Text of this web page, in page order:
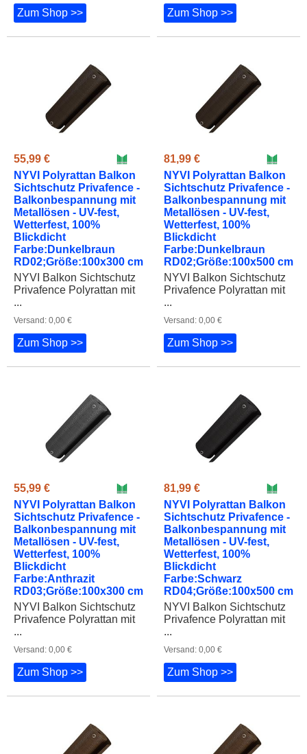
Zum Shop >> Zum Shop >>
55,99 €
NYVI Polyrattan Balkon
Sichtschutz Privafence -
Balkonbespannung mit
Metallösen - UV-fest,
Wetterfest, 100%
Blickdicht
Farbe:Dunkelbraun
RD02;Größe:100x300 cm
NYVI Balkon Sichtschutz
Privafence Polyrattan mit
...
Versand: 0,00 €
Zum Shop >>
81,99 €
NYVI Polyrattan Balkon
Sichtschutz Privafence -
Balkonbespannung mit
Metallösen - UV-fest,
Wetterfest, 100%
Blickdicht
Farbe:Dunkelbraun
RD02;Größe:100x500 cm
NYVI Balkon Sichtschutz
Privafence Polyrattan mit
...
Versand: 0,00 €
Zum Shop >>
55,99 €
NYVI Polyrattan Balkon
Sichtschutz Privafence -
Balkonbespannung mit
Metallösen - UV-fest,
Wetterfest, 100%
Blickdicht
Farbe:Anthrazit
RD03;Größe:100x300 cm
NYVI Balkon Sichtschutz
Privafence Polyrattan mit
...
Versand: 0,00 €
Zum Shop >>
81,99 €
NYVI Polyrattan Balkon
Sichtschutz Privafence -
Balkonbespannung mit
Metallösen - UV-fest,
Wetterfest, 100%
Blickdicht
Farbe:Schwarz
RD04;Größe:100x500 cm
NYVI Balkon Sichtschutz
Privafence Polyrattan mit
...
Versand: 0,00 €
Zum Shop >>